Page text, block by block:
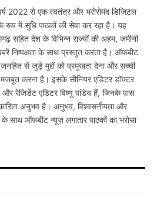
2022 से एक स्वतंत्र और भरोसेमंद डिजिटल
रूप में सुधि पाठकों की सेवा कर रहा है। यह
सहित देश के विभिन्न राज्यों की अहम, जमीनी
निष्पक्षता के साथ प्रस्तुत करता है। ऑफबीट
जनहित से जुड़े मुद्दों को प्रमुखता देना और सच्ची
मजबूत करना है। इसके सीनियर एडिटर डॉक्टर
रेजिडेंट एडिटर विष्णु पांडेय हैं, जिनके पास
अनुभव है। अनुभव, विश्वसनीयता और
साथ ऑफबीट न्यूज़ लगातार पाठकों का भरोसा